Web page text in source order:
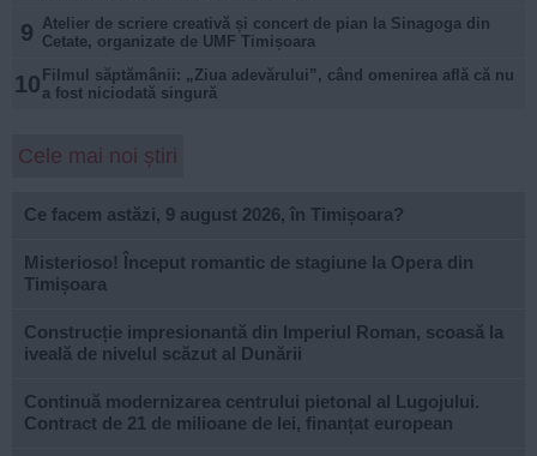
9 Atelier de scriere creativă și concert de pian la Sinagoga din
Cetate, organizate de UMF Timișoara
10 Filmul săptămânii: „Ziua adevărului”, când omenirea află că nu
a fost niciodată singură
Cele mai noi știri
Ce facem astăzi, 9 august 2026, în Timișoara?
Misterioso! Început romantic de stagiune la Opera din
Timișoara
Construcție impresionantă din Imperiul Roman, scoasă la
iveală de nivelul scăzut al Dunării
Continuă modernizarea centrului pietonal al Lugojului.
Contract de 21 de milioane de lei, finanțat european